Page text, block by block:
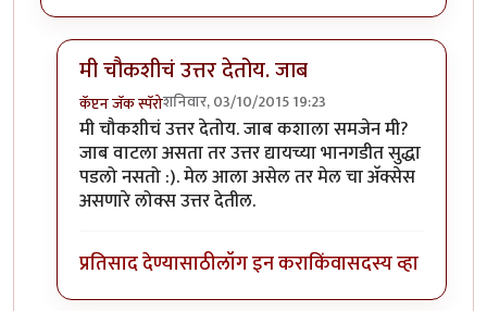
मी चौकशीचं उत्तर देतोय. जाब
कॅप्टन जॅक स्पॅरोशनिवार, 03/10/2015 19:23
In reply toतो acceptance किंवाbyसमीर_happy go
मी चौकशीचं उत्तर देतोय. जाब कशाला समजेन मी?
जाब वाटला असता तर उत्तर द्यायच्या भानगडीत सुद्धा
पडलो नसतो :). मेल आला असेल तर मेल चा अ‍ॅक्सेस
असणारे लोक्स उत्तर देतील.
प्रतिसाद देण्यासाठीलॉग इन कराकिंवासदस्य व्हा